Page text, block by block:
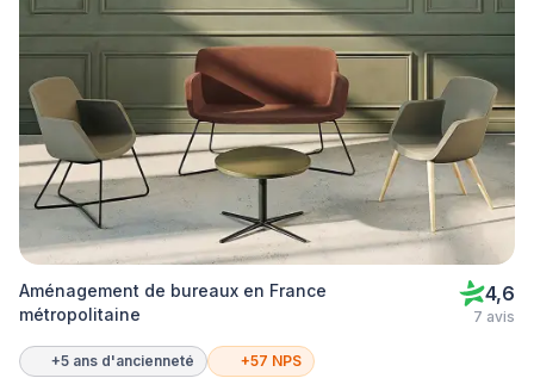
Aménagement de bureaux en France
métropolitaine
4,6
7 avis
+5 ans d'ancienneté +57 NPS